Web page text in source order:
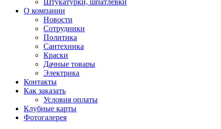
Штукатурки, шпатлёвки
О компании
Новости
Сотрудники
Политика
Сантехника
Краски
Дачные товары
Электрика
Контакты
Как заказать
Условия оплаты
Клубные карты
Фотогалерея